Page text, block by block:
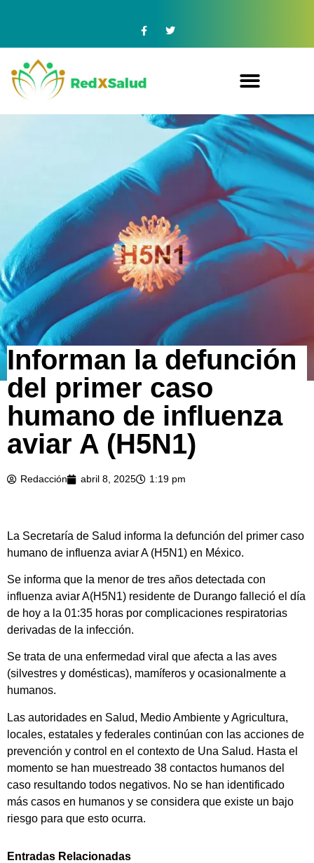
Informan la defunción
del primer caso
humano de influenza
aviar A (H5N1)
Redacción abril 8, 2025 1:19 pm
La Secretaría de Salud informa la defunción del primer caso
humano de influenza aviar A (H5N1) en México.
Se informa que la menor de tres años detectada con
influenza aviar A(H5N1) residente de Durango falleció el día
de hoy a la 01:35 horas por complicaciones respiratorias
derivadas de la infección.
Se trata de una enfermedad viral que afecta a las aves
(silvestres y domésticas), mamíferos y ocasionalmente a
humanos.
Las autoridades en Salud, Medio Ambiente y Agricultura,
locales, estatales y federales continúan con las acciones de
prevención y control en el contexto de Una Salud. Hasta el
momento se han muestreado 38 contactos humanos del
caso resultando todos negativos. No se han identificado
más casos en humanos y se considera que existe un bajo
riesgo para que esto ocurra.
Entradas Relacionadas